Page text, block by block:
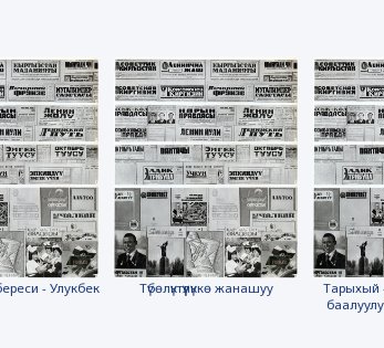
- Улукбек Түбөлүктүүлүккө жанашуу
Тарыхый